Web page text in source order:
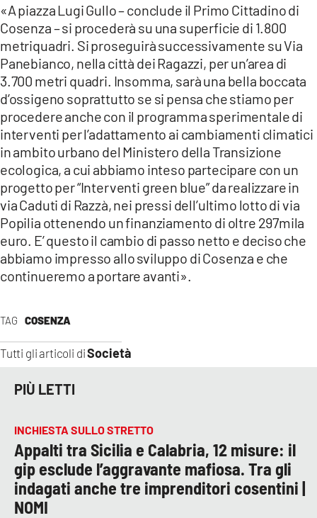
TAG COSENZA
Tutti gli articoli diSocietà
«A piazza Lugi Gullo – conclude il Primo Cittadino di
Cosenza – si procederà su una superficie di 1.800
metriquadri. Si proseguirà successivamente su Via
Panebianco, nella città dei Ragazzi, per un’area di
3.700 metri quadri. Insomma, sarà una bella boccata
d’ossigeno soprattutto se si pensa che stiamo per
procedere anche con il programma sperimentale di
interventi per l’adattamento ai cambiamenti climatici
in ambito urbano del Ministero della Transizione
ecologica, a cui abbiamo inteso partecipare con un
progetto per “Interventi green blue” da realizzare in
via Caduti di Razzà, nei pressi dell’ultimo lotto di via
Popilia ottenendo un finanziamento di oltre 297mila
euro. E’ questo il cambio di passo netto e deciso che
abbiamo impresso allo sviluppo di Cosenza e che
continueremo a portare avanti».
PIÙ LETTI
INCHIESTA SULLO STRETTO
Appalti tra Sicilia e Calabria, 12 misure: il
gip esclude l’aggravante mafiosa. Tra gli
indagati anche tre imprenditori cosentini |
NOMI